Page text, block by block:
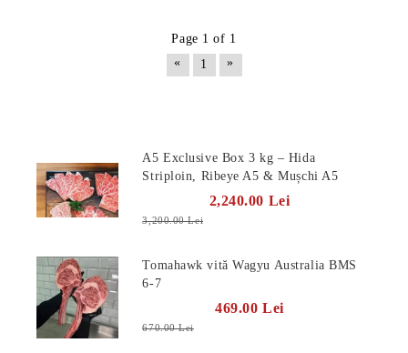
Page 1 of 1
«
1 »
A5 Exclusive Box 3 kg – Hida
Striploin, Ribeye A5 & Mușchi A5
2,240.00 Lei
3,200.00 Lei
Tomahawk vită Wagyu Australia BMS
6-7
469.00 Lei
670.00 Lei